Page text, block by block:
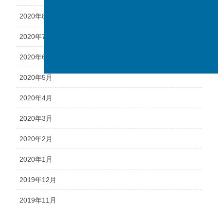
2020年8月
2020年7月
2020年6月
2020年5月
2020年4月
2020年3月
2020年2月
2020年1月
2019年12月
2019年11月